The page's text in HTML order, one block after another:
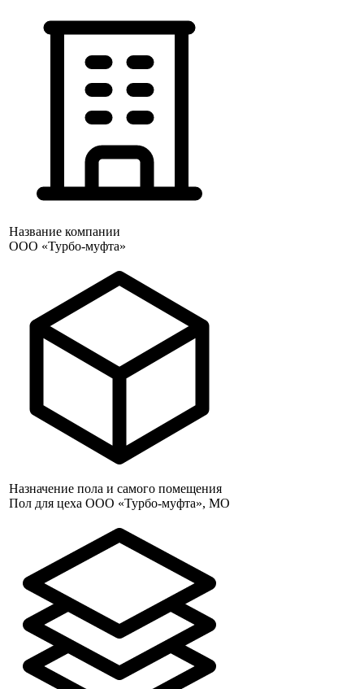
Название компании
ООО «Турбо-муфта»
Назначение пола и самого помещения
Пол для цеха ООО «Турбо-муфта», МО